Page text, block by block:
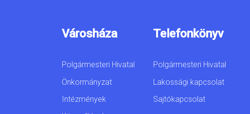
Városháza
Polgármesteri Hivatal
Önkormányzat
Intézmények
Telefonkönyv
Polgármesteri Hivatal
Lakossági kapcsolat
Sajtókapcsolat